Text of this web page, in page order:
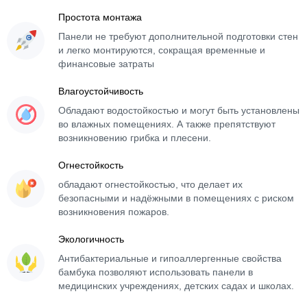
Простота монтажа
Панели не требуют дополнительной подготовки стен
и легко монтируются, сокращая временные и
финансовые затраты
Влагоустойчивость
Обладают водостойкостью и могут быть установлены
во влажных помещениях. А также препятствуют
возникновению грибка и плесени.
Огнестойкость
обладают огнестойкостью, что делает их
безопасными и надёжными в помещениях с риском
возникновения пожаров.
Экологичность
Антибактериальные и гипоаллергенные свойства
бамбука позволяют использовать панели в
медицинских учреждениях, детских садах и школах.